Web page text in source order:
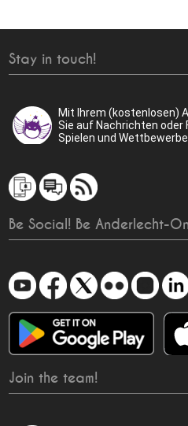
Stay in touch!
Mit Ihrem (kostenlosen)
Sie auf Nachrichten
Spielen und
Be Social! Be Anderlecht-
Join the team!